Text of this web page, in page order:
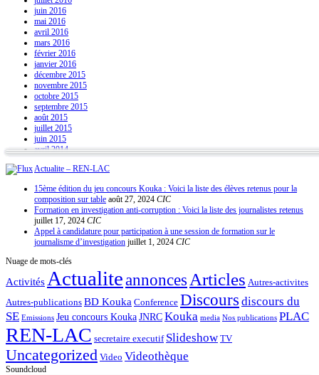
juin 2016
mai 2016
avril 2016
mars 2016
février 2016
janvier 2016
décembre 2015
novembre 2015
octobre 2015
septembre 2015
août 2015
juillet 2015
juin 2015
avril 2014
Actualite – REN-LAC
15ème édition du jeu concours Kouka : Voici la liste des élèves retenus pour la
composition sur table août 27, 2024 CIC
Formation en investigation anti-corruption : Voici la liste des journalistes retenus
juillet 17, 2024 CIC
Appel à candidature pour participation à une session de formation sur le
journalisme d’investigation juillet 1, 2024 CIC
Nuage de mots-clés
Activités Actualiteannonces Articles Autres-activites
Autres-publications BD Kouka Conference Discours discours du
SE Emissions Jeu concours KoukaJNRCKouka media Nos publications PLAC
REN-LAC secretaire executif Slideshow TV
Uncategorized Video Videothèque
Soundcloud